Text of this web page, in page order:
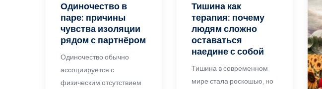
Одиночество в
паре: причины
чувства изоляции
рядом с партнёром
Одиночество обычно
ассоциируется с
физическим отсутствием
Тишина как
терапия: почему
людям сложно
оставаться
наедине с собой
Тишина в современном
мире стала роскошью, но